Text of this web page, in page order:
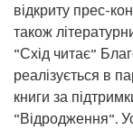
відкриту прес-
також
“Схід читає”
реалізується в
книги за
“Відродження”.